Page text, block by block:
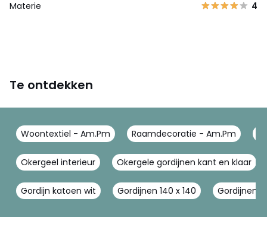
Materie 4
Te ontdekken
Woontextiel - Am.Pm Raamdecoratie - Am.Pm
Okergeel interieur Okergele gordijnen kant en klaar
Gordijn katoen wit Gordijnen 140 x 140 Gordijnen